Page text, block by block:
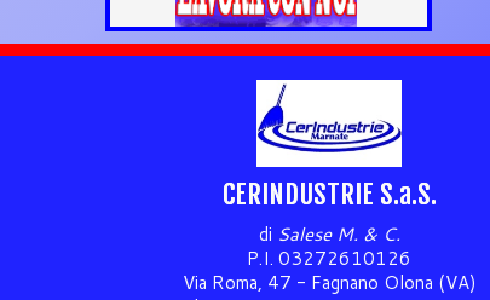
CERINDUSTRIE S.a.S.
di Salese M. & C.
P.I. 03272610126
Via Roma, 47 - Fagnano Olona (VA)